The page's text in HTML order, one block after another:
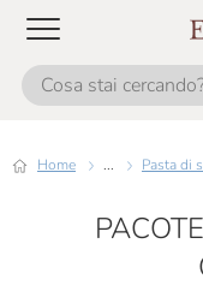
Home ... Pasta di